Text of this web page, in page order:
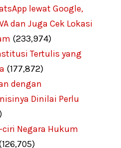
lewat Google,
dan Juga Cek Lokasi
(233,974)
Tertulis yang
(177,872)
dengan
Dinilai Perlu
Negara Hukum